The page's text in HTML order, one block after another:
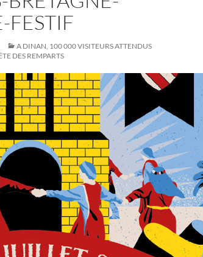
FESTIF
A DINAN, 100 000 VISITEURS ATTENDUS
DES REMPARTS